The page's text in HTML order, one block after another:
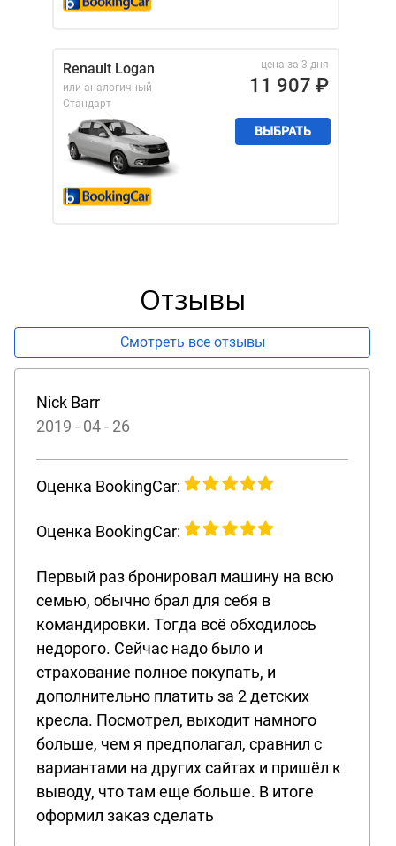
Renault Logan
или аналогичный
Стандарт
цена за 3 дня
11 907 ₽
ВЫБРАТЬ
Отзывы
Смотреть все отзывы
Nick Barr
2019 - 04 - 26
Оценка BookingCar:
Оценка BookingCar:
Первый раз бронировал машину на всю
семью, обычно брал для себя в
командировки. Тогда всё обходилось
недорого. Сейчас надо было и
страхование полное покупать, и
дополнительно платить за 2 детских
кресла. Посмотрел, выходит намного
больше, чем я предполагал, сравнил с
вариантами на других сайтах и пришёл к
выводу, что там еще больше. В итоге
оформил заказ сделать